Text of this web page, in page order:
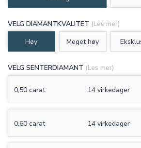
VELG DIAMANTKVALITET (Les mer)
Høy
Meget høy
VELG SENTERDIAMANT (Les mer)
0,50 carat 14 virkedager
0,60 carat 14 virkedager